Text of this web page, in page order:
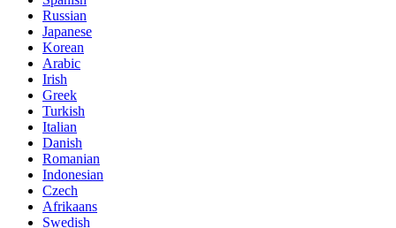
Russian
Japanese
Korean
Arabic
Irish
Greek
Turkish
Italian
Danish
Romanian
Indonesian
Czech
Afrikaans
Swedish